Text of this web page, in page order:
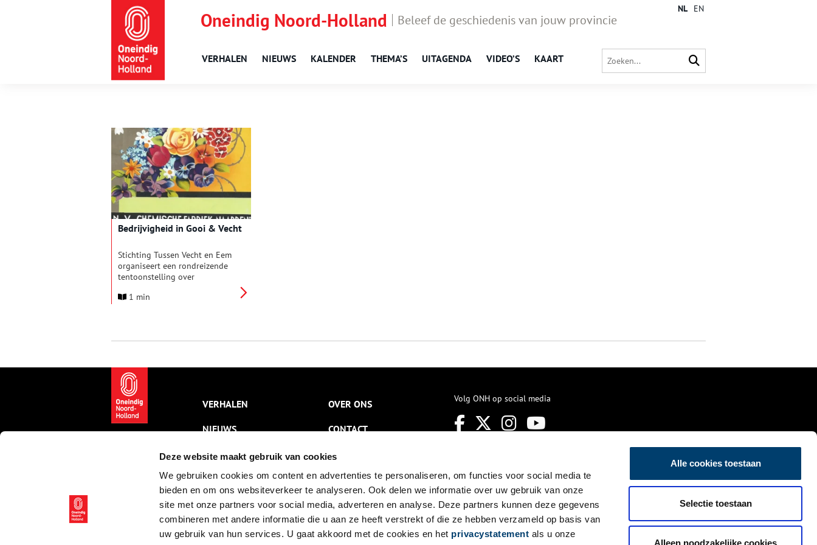
Deze website maakt gebruik van cookies
We gebruiken cookies om content en advertenties te personaliseren, om functies voor social media te
bieden en om ons websiteverkeer te analyseren. Ook delen we informatie over uw gebruik van onze
site met onze partners voor social media, adverteren en analyse. Deze partners kunnen deze gegevens
combineren met andere informatie die u aan ze heeft verstrekt of die ze hebben verzameld op basis van
uw gebruik van hun services. U gaat akkoord met de cookies en het privacystatement als u onze
Alle cookies toestaan
Selectie toestaan
Alleen noodzakelijke cookies
Oneindig Noord-Holland Beleef de geschiedenis van jouw provincie
VERHALEN NIEUWS KALENDER THEMA’S UITAGENDA VIDEO’S KAART
NL EN
Bedrijvigheid in Gooi & Vecht
Stichting Tussen Vecht en Eem
organiseert een rondreizende
tentoonstelling over
ondernemingen die de regio
1 min
VERHALEN
NIEUWS
KALENDER
THEMA’S
ACTIVITEITEN
VIDEO’S
OVER ONS
CONTACT
NIEUWSBRIEF
DISCLAIMER
PRIVACY
TOEGANKELIJKHEID
Volg ONH op social media